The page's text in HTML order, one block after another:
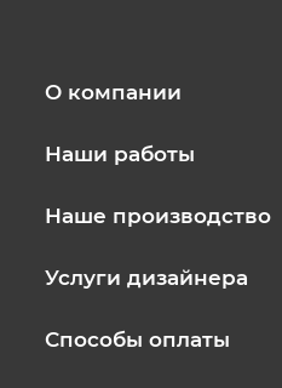
О компании
Наши работы
Наше производство
Услуги дизайнера
Способы оплаты